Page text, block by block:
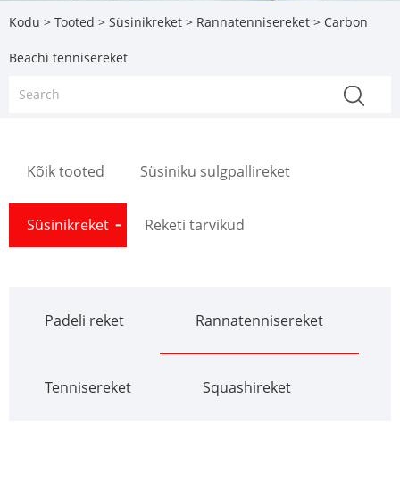
Kodu > Tooted > Süsinikreket > Rannatennisereket > Carbon
Beachi tennisereket
Kõik tooted Süsiniku sulgpallireket
Süsinikreket Reketi tarvikud
Padeli reket Rannatennisereket
Tennisereket Squashireket